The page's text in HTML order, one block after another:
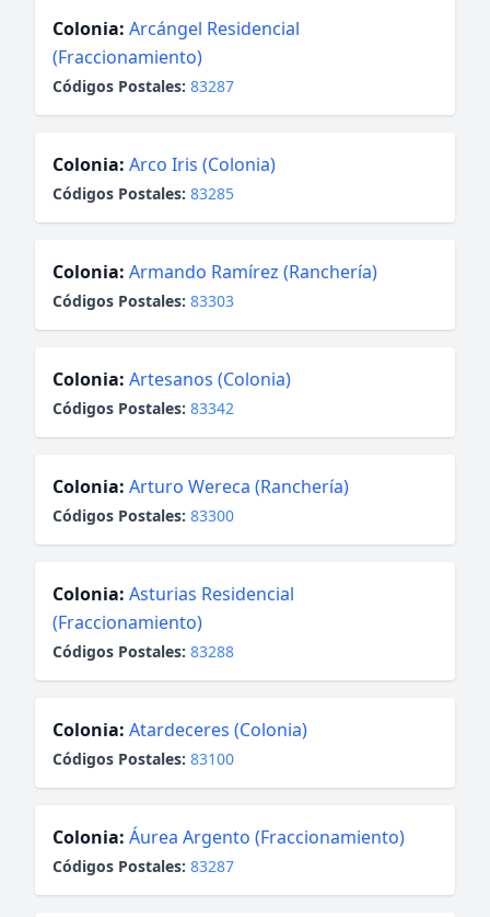
Colonia: Arcángel Residencial
(Fraccionamiento)
Códigos Postales: 83287
Colonia: Arco Iris (Colonia)
Códigos Postales: 83285
Colonia: Armando Ramírez (Ranchería)
Códigos Postales: 83303
Colonia: Artesanos (Colonia)
Códigos Postales: 83342
Colonia: Arturo Wereca (Ranchería)
Códigos Postales: 83300
Colonia: Asturias Residencial
(Fraccionamiento)
Códigos Postales: 83288
Colonia: Atardeceres (Colonia)
Códigos Postales: 83100
Colonia: Áurea Argento (Fraccionamiento)
Códigos Postales: 83287